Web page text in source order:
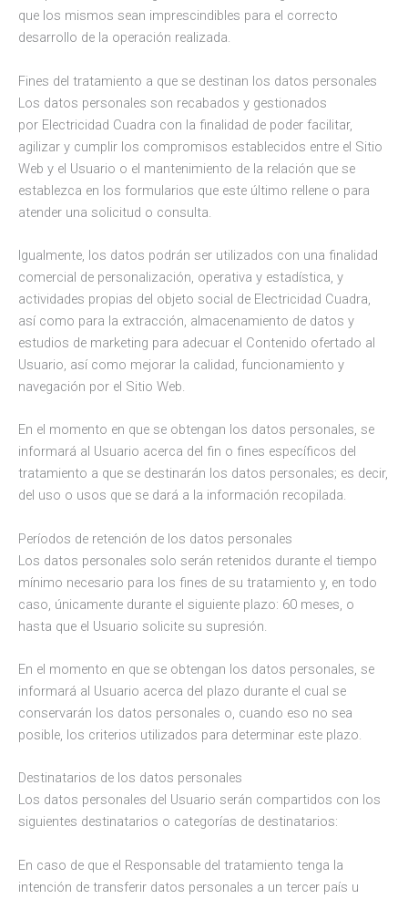
que los mismos sean imprescindibles para el correcto
desarrollo de la operación realizada.
Fines del tratamiento a que se destinan los datos personales
Los datos personales son recabados y gestionados
por Electricidad Cuadra con la finalidad de poder facilitar,
agilizar y cumplir los compromisos establecidos entre el Sitio
Web y el Usuario o el mantenimiento de la relación que se
establezca en los formularios que este último rellene o para
atender una solicitud o consulta.
Igualmente, los datos podrán ser utilizados con una finalidad
comercial de personalización, operativa y estadística, y
actividades propias del objeto social de Electricidad Cuadra,
así como para la extracción, almacenamiento de datos y
estudios de marketing para adecuar el Contenido ofertado al
Usuario, así como mejorar la calidad, funcionamiento y
navegación por el Sitio Web.
En el momento en que se obtengan los datos personales, se
informará al Usuario acerca del fin o fines específicos del
tratamiento a que se destinarán los datos personales; es decir,
del uso o usos que se dará a la información recopilada.
Períodos de retención de los datos personales
Los datos personales solo serán retenidos durante el tiempo
mínimo necesario para los fines de su tratamiento y, en todo
caso, únicamente durante el siguiente plazo: 60 meses, o
hasta que el Usuario solicite su supresión.
En el momento en que se obtengan los datos personales, se
informará al Usuario acerca del plazo durante el cual se
conservarán los datos personales o, cuando eso no sea
posible, los criterios utilizados para determinar este plazo.
Destinatarios de los datos personales
Los datos personales del Usuario serán compartidos con los
siguientes destinatarios o categorías de destinatarios:
En caso de que el Responsable del tratamiento tenga la
intención de transferir datos personales a un tercer país u